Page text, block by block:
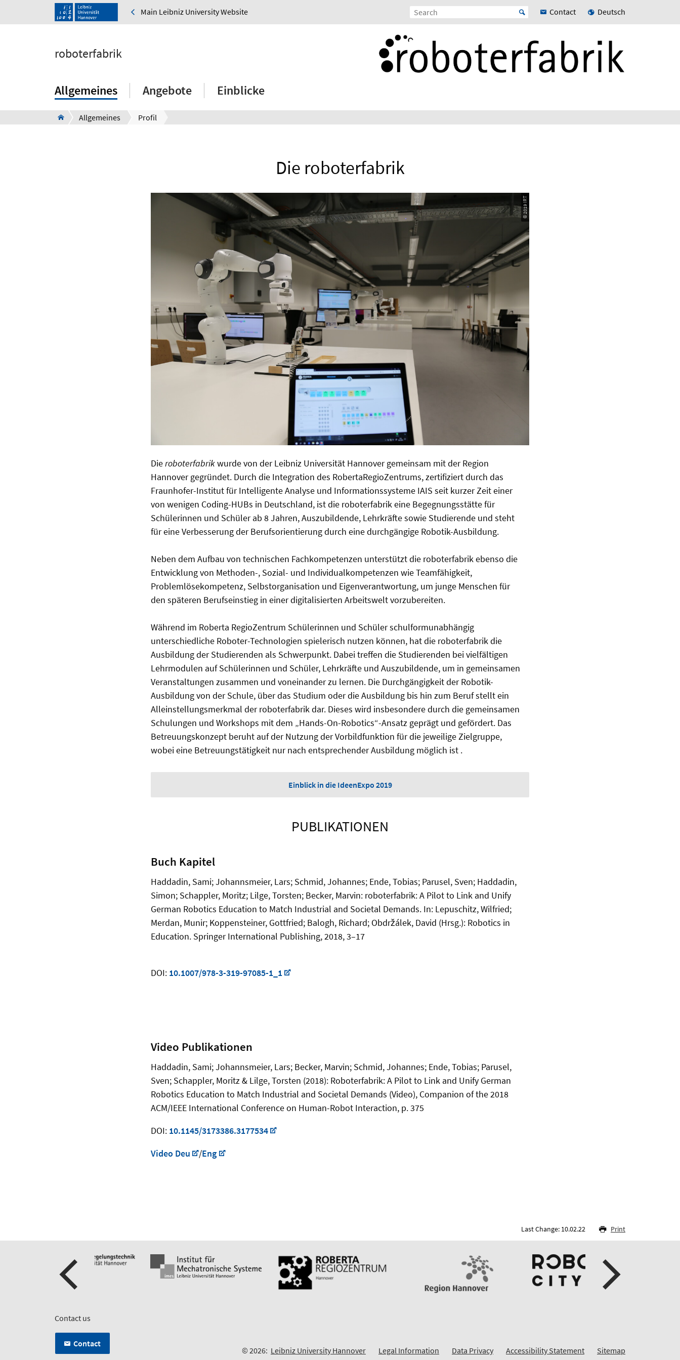
Main Leibniz University Website Contact Deutsch
roboterfabrik
Allgemeines Angebote Einblicke
Allgemeines Profil
Die roboterfabrik
© 2019 IRT
Dieroboterfabrikwurde von der Leibniz Universität Hannover gemeinsam mit der Region
Hannover gegründet. Durch die Integration des RobertaRegioZentrums, zertifiziert durch das
Fraunhofer-Institut für Intelligente Analyse und Informationssysteme IAIS seit kurzer Zeit einer
von wenigen Coding-HUBs in Deutschland, ist die roboterfabrik eine Begegnungsstätte für
Schülerinnen und Schüler ab 8 Jahren, Auszubildende, Lehrkräfte sowie Studierende und steht
für eine Verbesserung der Berufsorientierung durch eine durchgängige Robotik-Ausbildung.
Neben dem Aufbau von technischen Fachkompetenzen unterstützt die roboterfabrik ebenso die
Entwicklung von Methoden-, Sozial- und Individualkompetenzen wie Teamfähigkeit,
Problemlösekompetenz, Selbstorganisation und Eigenverantwortung, um junge Menschen für
den späteren Berufseinstieg in einer digitalisierten Arbeitswelt vorzubereiten.
Während im Roberta RegioZentrum Schülerinnen und Schüler schulformunabhängig
unterschiedliche Roboter-Technologien spielerisch nutzen können, hat die roboterfabrik die
Ausbildung der Studierenden als Schwerpunkt. Dabei treffen die Studierenden bei vielfältigen
Lehrmodulen auf Schülerinnen und Schüler, Lehrkräfte und Auszubildende, um in gemeinsamen
Veranstaltungen zusammen und voneinander zu lernen. Die Durchgängigkeit der Robotik-
Ausbildung von der Schule, über das Studium oder die Ausbildung bis hin zum Beruf stellt ein
Alleinstellungsmerkmal der roboterfabrik dar. Dieses wird insbesondere durch die gemeinsamen
Schulungen und Workshops mit dem „Hands-On-Robotics“-Ansatz geprägt und gefördert. Das
Betreuungskonzept beruht auf der Nutzung der Vorbildfunktion für die jeweilige Zielgruppe,
wobei eine Betreuungstätigkeit nur nach entsprechender Ausbildung möglich ist .
Einblick in die IdeenExpo 2019
PUBLIKATIONEN
Buch Kapitel
Haddadin, Sami; Johannsmeier, Lars; Schmid, Johannes; Ende, Tobias; Parusel, Sven; Haddadin,
Simon; Schappler, Moritz; Lilge, Torsten; Becker, Marvin: roboterfabrik: A Pilot to Link and Unify
German Robotics Education to Match Industrial and Societal Demands. In: Lepuschitz, Wilfried;
Merdan, Munir; Koppensteiner, Gottfried; Balogh, Richard; Obdržálek, David (Hrsg.): Robotics in
Education. Springer International Publishing, 2018, 3–17
DOI: 10.1007/978-3-319-97085-1_1
Video Publikationen
Haddadin, Sami; Johannsmeier, Lars; Becker, Marvin; Schmid, Johannes; Ende, Tobias; Parusel,
Sven; Schappler, Moritz & Lilge, Torsten (2018): Roboterfabrik: A Pilot to Link and Unify German
Robotics Education to Match Industrial and Societal Demands (Video), Companion of the 2018
ACM/IEEE International Conference on Human-Robot Interaction, p. 375
DOI: 10.1145/3173386.3177534
Video Deu
/Eng
Last Change: 10.02.22 Print
Contact us
Contact
© 2026: Leibniz University Hannover Legal Information Data Privacy Accessibility Statement Sitemap